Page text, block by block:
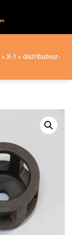
» X-1 » distributeur-